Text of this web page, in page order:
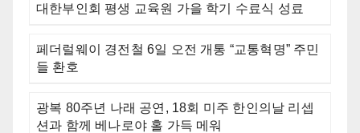
대한부인회 평생 교육원 가을 학기 수료식 성료
페더럴웨이 경전철 6일 오전 개통 “교통혁명” 주민
들 환호
광복 80주년 나래 공연, 18회 미주 한인의날 리셉
션과 함께 베나로야 홀 가득 메워